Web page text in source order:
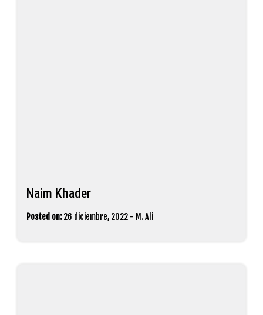
Naim Khader
Posted on: 26 diciembre, 2022 - M. Ali